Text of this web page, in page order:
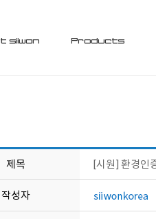
siiwon Products
제목 [시원] 환경인
작성자